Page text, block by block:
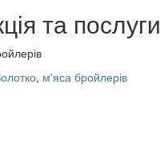
та послуги
, м'яса бройлерів